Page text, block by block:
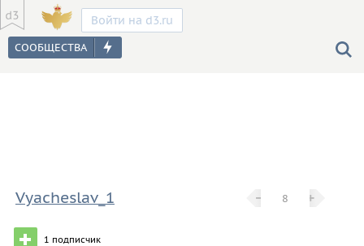
Войти на d3.ru
− 8 +
Vyacheslav_1
1 подписчик